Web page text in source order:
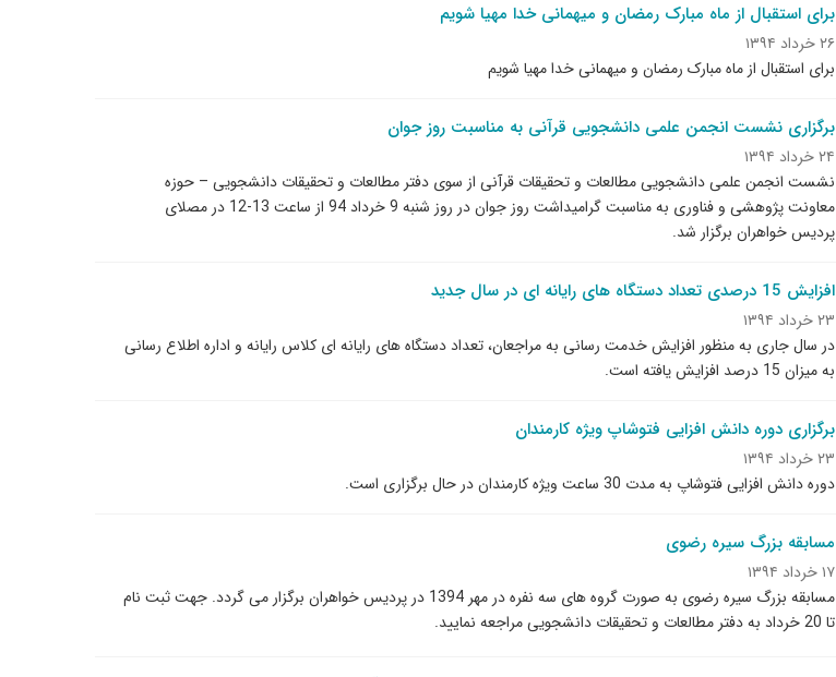
برای استقبال از ماه مبارک رمضان و میهمانی خدا مهیا شویم
۲۶ خرداد ۱۳۹۴
برای استقبال از ماه مبارک رمضان و میهمانی خدا مهیا شویم
برگزاری نشست انجمن علمی دانشجویی قرآنی به مناسبت روز جوان
۲۴ خرداد ۱۳۹۴
نشست انجمن علمی دانشجویی مطالعات و تحقیقات قرآنی از سوی دفتر مطالعات و تحقیقات دانشجویی – حوزه
معاونت پژوهشی و فناوری به مناسبت گرامیداشت روز جوان در روز شنبه 9 خرداد 94 از ساعت 13-12 در مصلای
پردیس خواهران برگزار شد.
افزایش 15 درصدی تعداد دستگاه های رایانه ای در سال جدید
۲۳ خرداد ۱۳۹۴
در سال جاری به منظور افزایش خدمت رسانی به مراجعان، تعداد دستگاه های رایانه ای کلاس رایانه و اداره اطلاع رسانی
به میزان 15 درصد افزایش یافته است.
برگزاری دوره دانش افزایی فتوشاپ ویژه کارمندان
۲۳ خرداد ۱۳۹۴
دوره دانش افزایی فتوشاپ به مدت 30 ساعت ویژه کارمندان در حال برگزاری است.
مسابقه بزرگ سیره رضوی
۱۷ خرداد ۱۳۹۴
مسابقه بزرگ سیره رضوی به صورت گروه های سه نفره در مهر 1394 در پردیس خواهران برگزار می گردد. جهت ثبت نام
تا 20 خرداد به دفتر مطالعات و تحقیقات دانشجویی مراجعه نمایید.